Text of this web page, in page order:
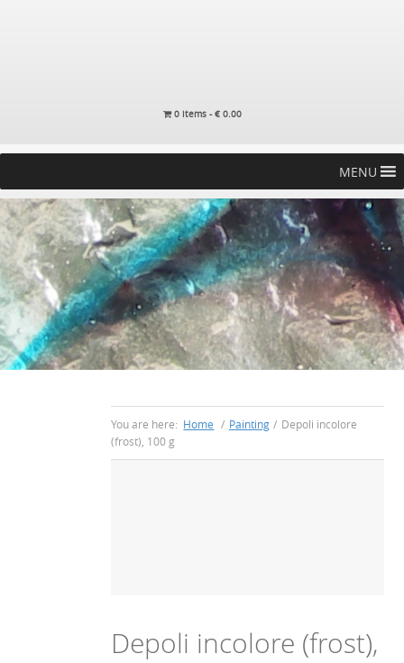
0 items -€0.00
MENU
You are here: Home / Painting / Depoli incolore
(frost), 100 g
Depoli incolore (frost),